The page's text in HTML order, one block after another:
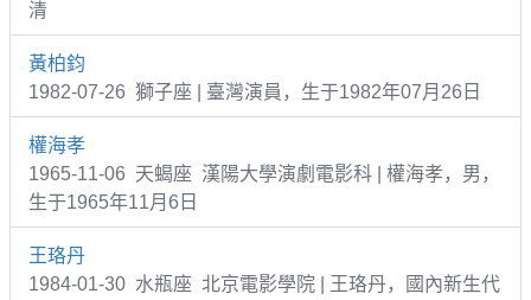
清
黃柏鈞
1982-07-26 獅子座 | 臺灣演員，生于1982年07月26日
權海孝
1965-11-06 天蝎座 漢陽大學演劇電影科 | 權海孝，男，
生于1965年11月6日
王珞丹
1984-01-30 水瓶座 北京電影學院 | 王珞丹，國內新生代